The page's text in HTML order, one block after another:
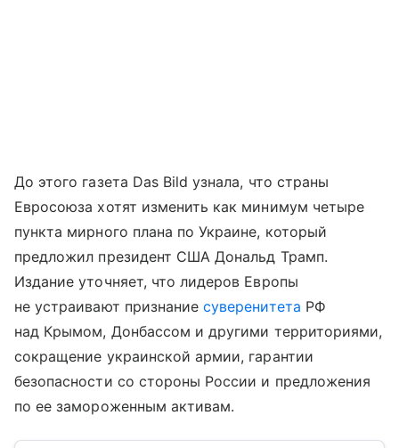
До этого газета Das Bild узнала, что страны
Евросоюза хотят изменить как минимум четыре
пункта мирного плана по Украине, который
предложил президент США Дональд Трамп.
Издание уточняет, что лидеров Европы
не устраивают признаниесуверенитета РФ
над Крымом, Донбассом и другими территориями,
сокращение украинской армии, гарантии
безопасности со стороны России и предложения
по ее замороженным активам.